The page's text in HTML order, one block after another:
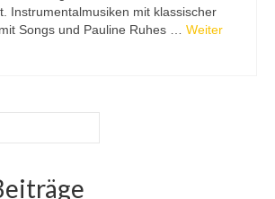
Instrumentalmusiken mit klassischer
Songs und Pauline Ruhes … Weiter